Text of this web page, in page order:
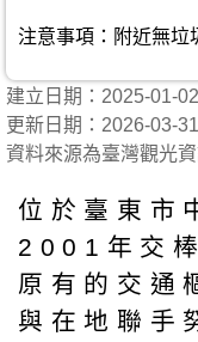
注意事項：附近無垃
建立日期：2025-01-
更新日期：2026-03-31
資料來源為臺灣觀光
位於臺東市
2001年交
原有的交通
與在地聯手